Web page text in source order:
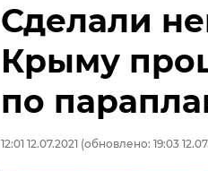
Сделали
Крыму
по
12:01 12.07.2021 (обновлено: 19:03